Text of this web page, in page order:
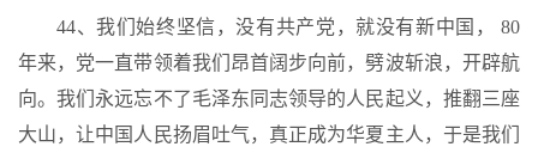
44、我们始终坚信，没有共产党，就没有新中国， 80
年来，党一直带领着我们昂首阔步向前，劈波斩浪，开辟航
向。我们永远忘不了毛泽东同志领导的人民起义，推翻三座
大山，让中国人民扬眉吐气，真正成为华夏主人，于是我们